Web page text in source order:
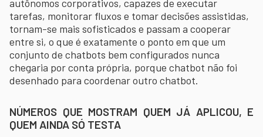
autônomos corporativos, capazes de executar
tarefas, monitorar fluxos e tomar decisões assistidas,
tornam-se mais sofisticados e passam a cooperar
entre si, o que é exatamente o ponto em que um
conjunto de chatbots bem configurados nunca
chegaria por conta própria, porque chatbot não foi
desenhado para coordenar outro chatbot.
NÚMEROS QUE MOSTRAM QUEM JÁ APLICOU, E
QUEM AINDA SÓ TESTA